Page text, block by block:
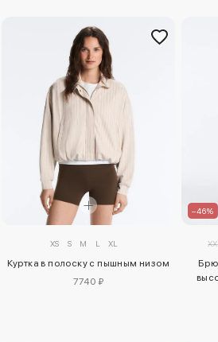
XS S M L XL
Куртка в полоску с пышным низом
7740 ₽
–46%